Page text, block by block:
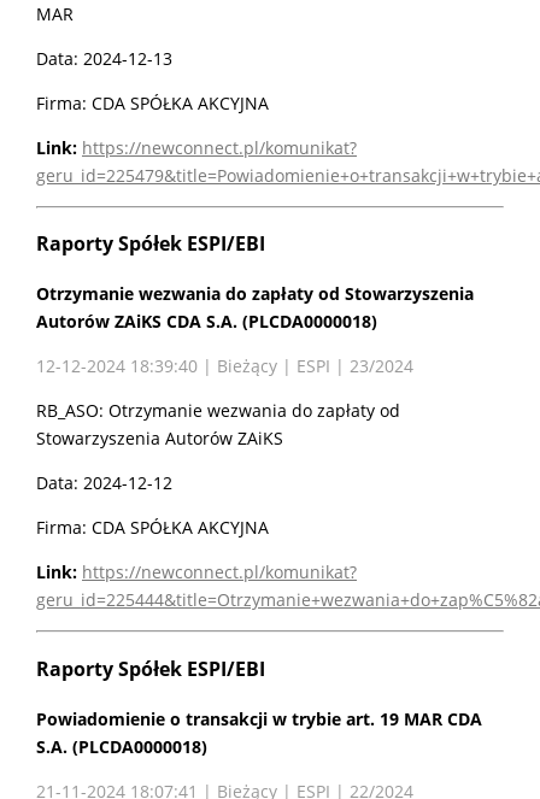
MAR
Data: 2024-12-13
Firma: CDA SPÓŁKA AKCYJNA
Link: https://newconnect.pl/komunikat?
Raporty Spółek ESPI/EBI
Otrzymanie wezwania do zapłaty od Stowarzyszenia
Autorów ZAiKS CDA S.A. (PLCDA0000018)
12-12-2024 18:39:40 | Bieżący | ESPI | 23/2024
RB_ASO: Otrzymanie wezwania do zapłaty od
Stowarzyszenia Autorów ZAiKS
Data: 2024-12-12
Firma: CDA SPÓŁKA AKCYJNA
Link: https://newconnect.pl/komunikat?
Raporty Spółek ESPI/EBI
Powiadomienie o transakcji w trybie art. 19 MAR CDA
S.A. (PLCDA0000018)
21-11-2024 18:07:41 | Bieżący | ESPI | 22/2024